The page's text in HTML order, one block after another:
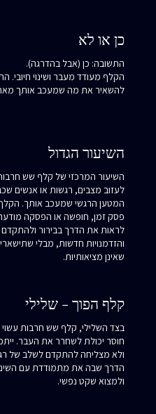
כן או לא
התשובה: כן (אבל בהדרגה).
הקלף מעודד מעבר ושינוי חיובי.
להשאיר את מה שמעכב אותך
השיעור הגדול
השיעור המרכזי של קלף שש
לעזוב מצבים, רגשות או אנשים
המטען הרגשי שמעכב אותך.
פסק זמן, חופשה או הפסקה
לראות את הדרך בבירור
והזדמנויות חדשות, מבלי
שאינן מציאותיות.
קלף הפוך - שלילי
בצד השלילי, קלף שש חרבות
חוסר יכולת לשחרר את העבר.
ולא מצליחה להתקדם לשלב של
הדרך שבה את מתמודדת עם
ולמצוא שקט נפשי.